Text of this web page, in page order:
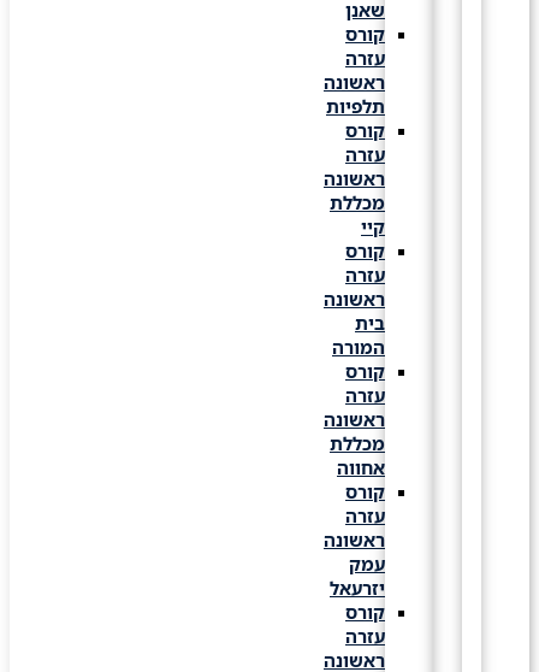
קורס
עזרה
ראשונה
תלפיות
קורס
עזרה
ראשונה
מכללת
קורס
עזרה
ראשונה
המורה
קורס
עזרה
ראשונה
מכללת
אחווה
קורס
עזרה
ראשונה
יזרעאל
קורס
עזרה
ראשונה